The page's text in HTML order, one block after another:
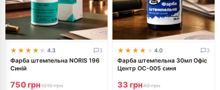
★★★★★
★★★★★ 4.3 3
Фарба штемпельна NORIS 196
Синій
750 грн1010 грн
★★★★★
★★★★★ 4.0 3
Фарба штемпельна 30мл Офіс
Центр ОС-005 синя
33 грн40 грн